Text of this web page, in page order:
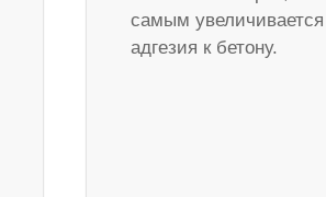
самым увеличивается
адгезия к бетону.